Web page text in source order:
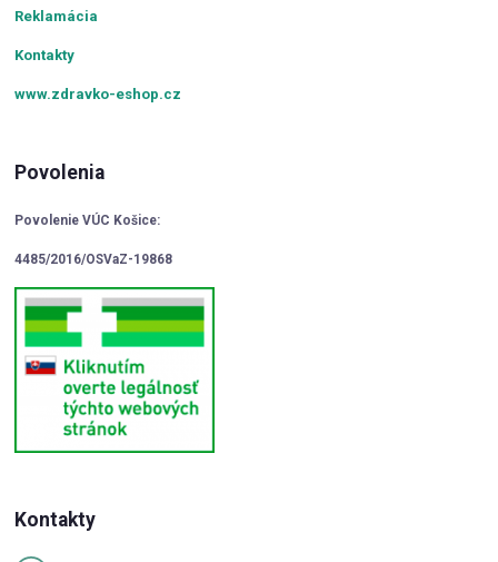
Reklamácia
Kontakty
www.zdravko-eshop.cz
Povolenia
Povolenie VÚC Košice:
4485/2016/OSVaZ-19868
Kontakty